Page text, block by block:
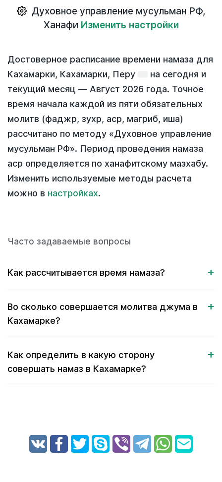
Духовное управление мусульман РФ,
Ханафи Изменить настройки
Достоверное расписание времени намаза для
Кахамарки, Кахамарки, Перу
на сегодня и
текущий месяц — Август 2026 года. Точное
время начала каждой из пяти обязательных
молитв (фаджр, зухр, аср, магриб, иша)
рассчитано по методу «Духовное управление
мусульман РФ». Период проведения намаза
аср определяется по ханафитскому мазхабу.
Изменить используемые методы расчета
можно в настройках.
Часто задаваемые вопросы
Как рассчитывается время намаза?
Во сколько совершается молитва джума в
Кахамарке?
Как определить в какую сторону
совершать намаз в Кахамарке?